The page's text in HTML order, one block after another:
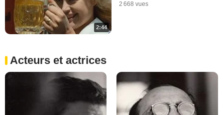
2:44
2 668 vues
Acteurs et actrices